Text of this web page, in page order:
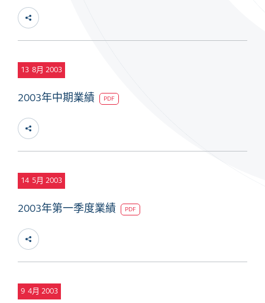
13 8月 2003
2003年中期業績 PDF
14 5月 2003
2003年第一季度業績 PDF
9 4月 2003